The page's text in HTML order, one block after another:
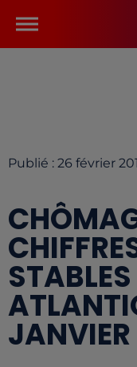
Publié : 26 février
JANVIER